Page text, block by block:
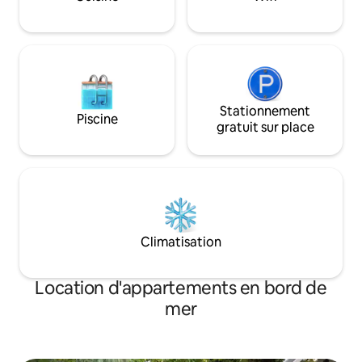
Piscine
Stationnement
gratuit sur place
Climatisation
Location d'appartements en bord de
mer